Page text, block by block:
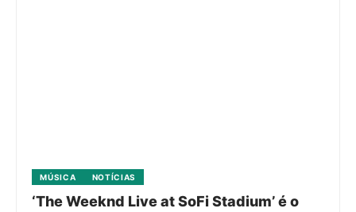
MÚSICA NOTÍCIAS
‘The Weeknd Live at SoFi Stadium’ é o